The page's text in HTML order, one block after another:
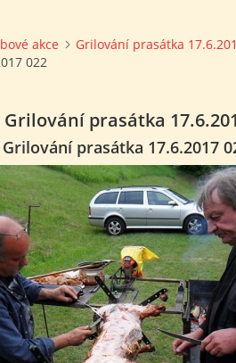
akce
Grilování prasátka
022
Grilování prasátka
Grilování prasátka 17.6.2017